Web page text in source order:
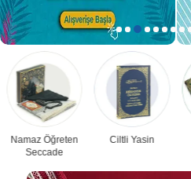
Namaz Öğreten
Seccade
Ciltli Yasin